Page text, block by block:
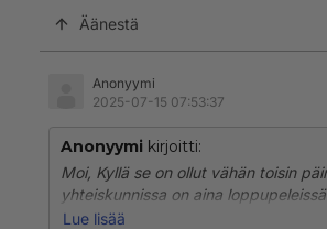
Äänestä
Anonyymi
2025-07-15 07:53:37
Anonyymi kirjoitti:
Moi, Kyllä se on ollut vähän toisin
yhteiskunnissa on aina
harvainvaltaan, autoritaariseen
Lue lisää